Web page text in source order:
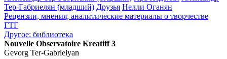
Тер-Габриелян (младший) Друзья Нелли Оганян
Рецензии, мнения, аналитические материалы о творчестве
ГТГ
Другое: библиотека
Nouvelle Observatoire Kreatiff 3
Gevorg Ter-Gabrielyan